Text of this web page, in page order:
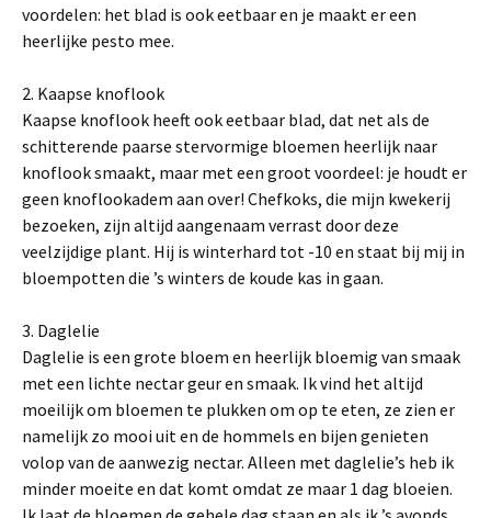
voordelen: het blad is ook eetbaar en je maakt er een
heerlijke pesto mee.
2. Kaapse knoflook
Kaapse knoflook heeft ook eetbaar blad, dat net als de
schitterende paarse stervormige bloemen heerlijk naar
knoflook smaakt, maar met een groot voordeel: je houdt er
geen knoflookadem aan over! Chefkoks, die mijn kwekerij
bezoeken, zijn altijd aangenaam verrast door deze
veelzijdige plant. Hij is winterhard tot -10 en staat bij mij in
bloempotten die ’s winters de koude kas in gaan.
3. Daglelie
Daglelie is een grote bloem en heerlijk bloemig van smaak
met een lichte nectar geur en smaak. Ik vind het altijd
moeilijk om bloemen te plukken om op te eten, ze zien er
namelijk zo mooi uit en de hommels en bijen genieten
volop van de aanwezig nectar. Alleen met daglelie’s heb ik
minder moeite en dat komt omdat ze maar 1 dag bloeien.